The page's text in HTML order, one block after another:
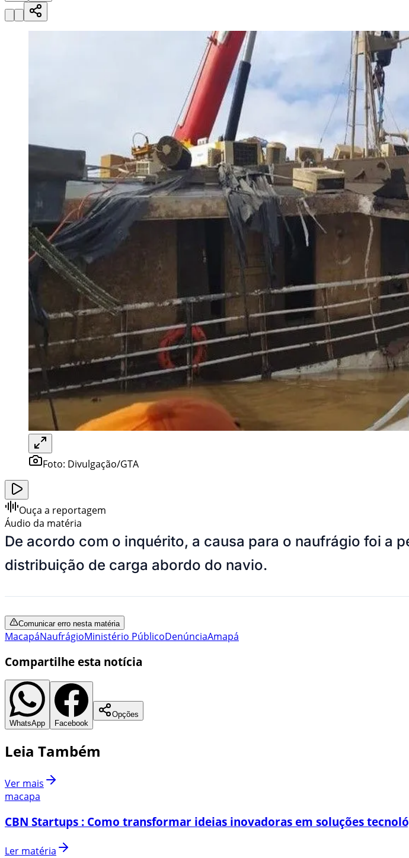
Foto: Divulgação/GTA
Ouça a reportagem
Áudio da matéria
De acordo com o inquérito, a causa para o naufrágio foi a
distribuição de carga abordo do navio.
Comunicar erro nesta matéria
MacapáNaufrágioMinistério PúblicoDenúnciaAmapá
Compartilhe esta notícia
WhatsApp Facebook
Opções
Leia Também
Ver mais
macapa
CBN Startups : Como transformar ideias inovadoras em soluções
Ler matéria